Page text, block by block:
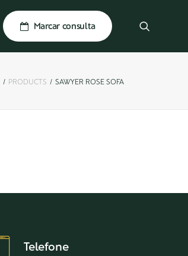
Marcar consulta
PRODUCTS SAWYER ROSE SOFA
Telefone